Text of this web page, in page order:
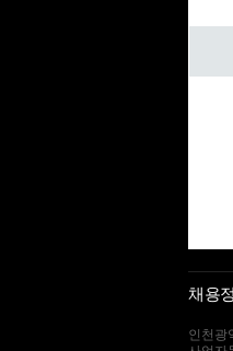
채용
인천광